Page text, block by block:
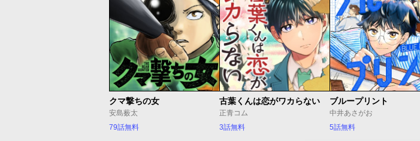
クマ撃ちの女
安島薮太
79話無料
古葉くんは恋がワカらない
正青コム
3話無料
ブループリント
中井あさがお
5話無料